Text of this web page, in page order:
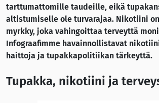
tarttumattomille taudeille, eikä
altistumiselle ole turvarajaa. Nikotiini
myrkky, joka vahingoittaa terveyttä
Infograafimme havainnollistavat
haittoja ja tupakkapolitiikan tärkeyttä.
Tupakka, nikotiini ja